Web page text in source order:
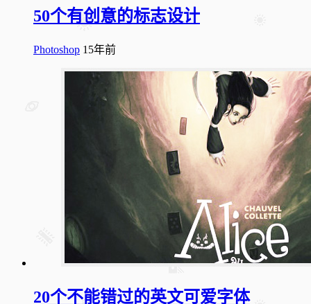
50个有创意的标志设计
Photoshop 15年前
20个不能错过的英文可爱字体